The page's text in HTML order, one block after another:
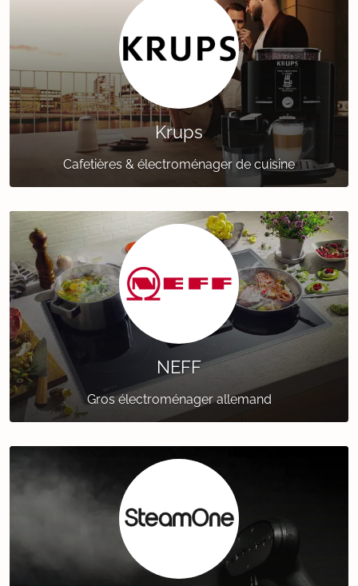
Krups
Cafetières & électroménager de cuisine
NEFF
Gros électroménager allemand